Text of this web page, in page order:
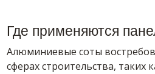
Где применяются
Алюминиевые соты
сферах строительства, таких